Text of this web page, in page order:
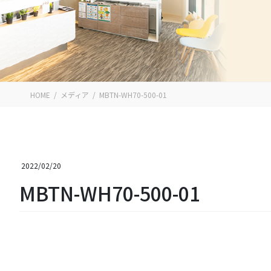
HOME メディア MBTN-WH70-500-01
2022/02/20
MBTN-WH70-500-01